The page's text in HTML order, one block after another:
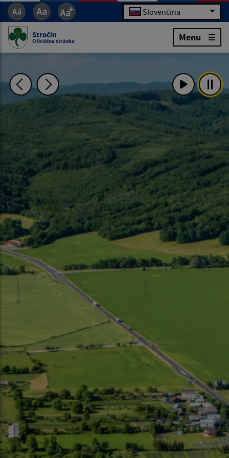
Slovenčina
Stročín
Oficiálna stránka Menu